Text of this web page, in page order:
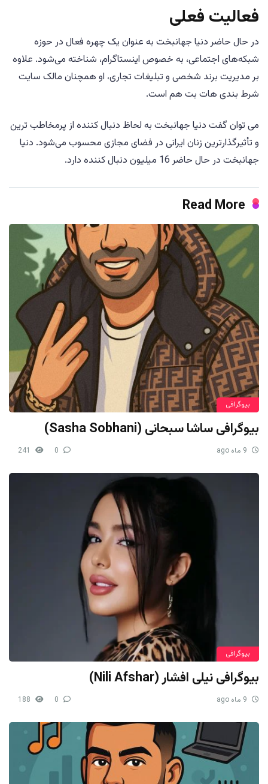
فعالیت فعلی
در حال حاضر دنیا جهانبخت به عنوان یک چهره فعال در حوزه
شبکه‌های اجتماعی، به خصوص اینستاگرام، شناخته می‌شود. علاوه
بر مدیریت برند شخصی و تبلیغات تجاری، او همچنان مالک سایت
شرط بندی هات بت هم است.
می توان گفت دنیا جهانبخت به لحاظ دنبال کننده از پرمخاطب ترین
و تأثیرگذارترین زنان ایرانی در فضای مجازی محسوب می‌شود. دنیا
جهانبخت در حال حاضر 16 میلیون دنبال کننده دارد.
Read More
بیوگرافی
بیوگرافی ساشا سبحانی (Sasha Sobhani)
بیوگرافی
بیوگرافی نیلی افشار (Nili Afshar)